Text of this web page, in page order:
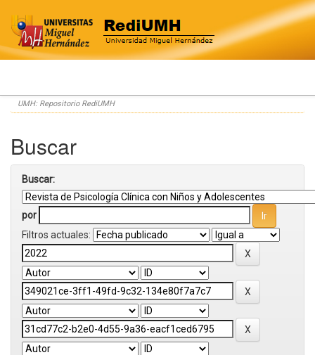
Skip
navigation
UMH: Repositorio RediUMH
Buscar
Buscar:
por
Filtros actuales: